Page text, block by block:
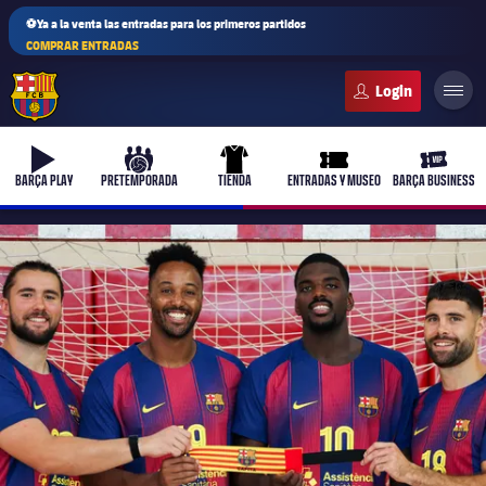
⚽Ya a la venta las entradas para los primeros partidos
COMPRAR ENTRADAS
b-play
BARÇA PLAY
culers-ball
PRETEMPORADA
uniform
TIENDA
ticket-full
ENTRADAS Y MUSEO
ticket-
BARÇA BUSINESS